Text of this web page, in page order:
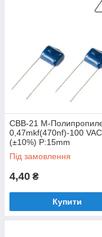
CBB-21 M-
0,47mkf(470nf)-100 VAC
(±10%) P:15mm
Під замовлення
4,40 ₴
Купити